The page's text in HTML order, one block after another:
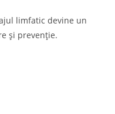
limfatic devine un
și prevenție.